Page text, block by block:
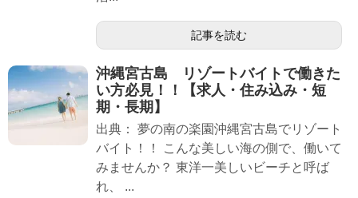
記事を読む
沖縄宮古島 リゾートバイトで働きた
い方必見！！【求人・住み込み・短
期・長期】
出典： 夢の南の楽園沖縄宮古島でリゾート
バイト！！ こんな美しい海の側で、働いて
みませんか？ 東洋一美しいビーチと呼ば
れ、 ...